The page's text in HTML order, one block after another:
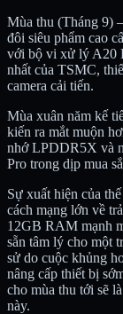
Mùa thu (Tháng 9)
đôi siêu phẩm cao
với bộ vi xử lý A20
nhất của TSMC,
camera cải tiến.
Mùa xuân năm kế
kiến ra mắt muộn
nhớ LPDDR5X và
Pro trong dịp mua
Sự xuất hiện của
cách mạng lớn về
12GB RAM mạnh
sẵn tâm lý cho một
sử do cuộc khủng
nâng cấp thiết bị
cho mùa thu tới sẽ
này.